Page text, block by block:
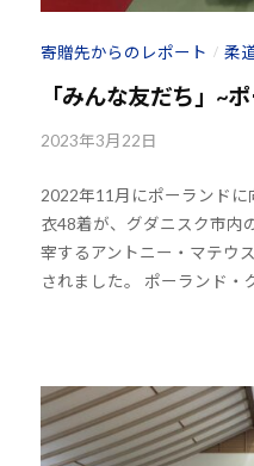
H
寄贈先からのレポート / 柔
「みんな友だち」~
2023年3月22日
k
o
u
h
j
u
d
2022年11月にポーランド
衣48着が、グダニスク市内
宰するアントニー・マテウ
されました。 ポーランド・